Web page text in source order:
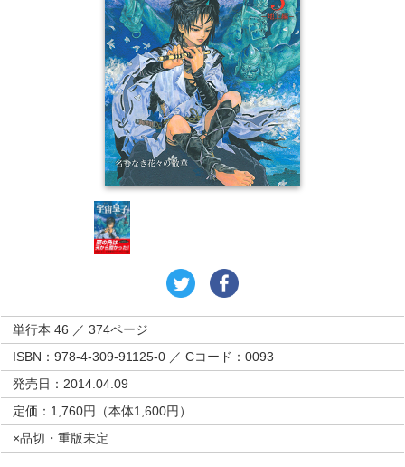
単行本 46 ／ 374ページ
ISBN：978-4-309-91125-0 ／ Cコード：0093
発売日：2014.04.09
定価：1,760円（本体1,600円）
×品切・重版未定